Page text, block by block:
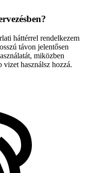
háttérrel rendelkezem
távon jelentősen
miközben
vizet használsz hozzá.